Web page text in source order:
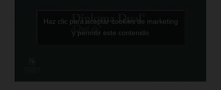
Haz clic para aceptar cookies de marketing
y permitir este contenido